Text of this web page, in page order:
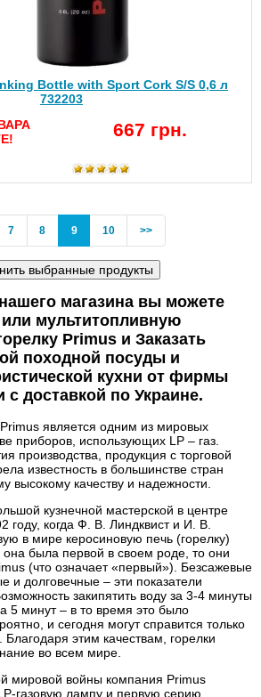
Bottle with Sport Cork S/S 0,6 л
732203
667 грн.
7 8 9(current)
10 >>
магазина вы можете
мультитопливную
Primus и Заказать
походной посуды и
кухни от фирмы
с доставкой по Украине.
является одним из мировых
приборов, использующих LP – газ.
производства, продукция с торговой
известность в большинстве стран
высокому качеству и надежности.
кузнечной мастерской в ​​центре
году, когда Ф. В. Линдквист и И. В.
в мире керосиновую печь (горелку)
она была первой в своем роде, то они
(что означает «первый»). Безсажевые
долговечные – эти показатели
закипятить воду за 3-4 минуты
5 минут – в то время это было
и сегодня могут справится только
этим качествам, горелки
во всем мире.
мировой войны компания Primus
газовую лампу и первую серию